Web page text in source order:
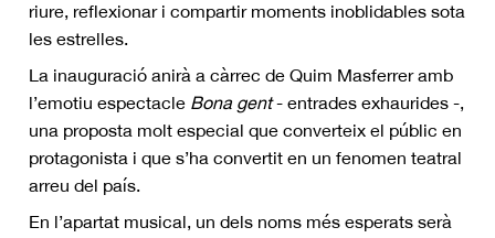
riure, reflexionar i compartir moments inoblidables sota
les estrelles.
La inauguració anirà a càrrec de Quim Masferrer amb
l’emotiu espectacle Bona gent- entrades exhaurides -,
una proposta molt especial que converteix el públic en
protagonista i que s’ha convertit en un fenomen teatral
arreu del país.
En l’apartat musical, un dels noms més esperats serà